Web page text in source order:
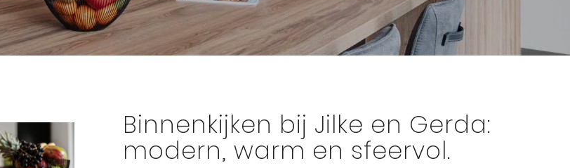
Binnenkijken bij Jilke en Gerda:
modern, warm en sfeervol.